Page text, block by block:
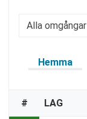
Hemma
# LAG